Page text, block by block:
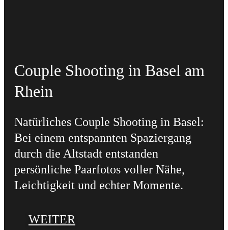
Couple Shooting in Basel am
Rhein
Natürliches Couple Shooting in Basel:
Bei einem entspannten Spaziergang
durch die Altstadt entstanden
persönliche Paarfotos voller Nähe,
Leichtigkeit und echter Momente.
WEITER